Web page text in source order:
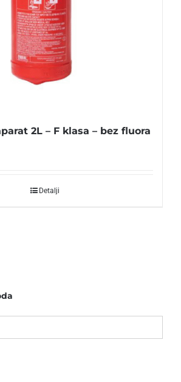
2L – F klasa – bez fluora
Detalji